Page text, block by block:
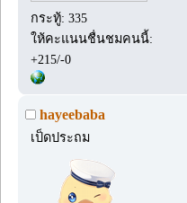
กระทู้: 335
ให้คะแนนชื่นชมคนนี้:
+215/-0
hayeebaba
เป็ดประถม